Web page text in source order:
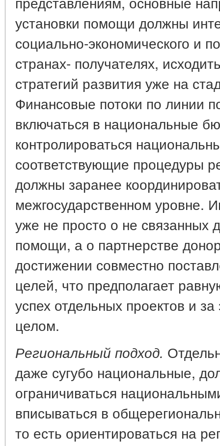
установки помощи должны
социально-экономического и
странах- получателях,
стратегий развития уже на
Финансовые потоки по линии
включаться в национальные
контролироваться
соответствующие процедуры
должны заранее
межгосударственном уровне.
уже не просто о не связанных
помощи, а о партнерстве
достижении совместно
целей, что предполагает
успех отдельных проектов и
целом.
Региональный подход.
даже сугубо национальные,
ограничиваться
вписываться в
то есть ориентироваться на